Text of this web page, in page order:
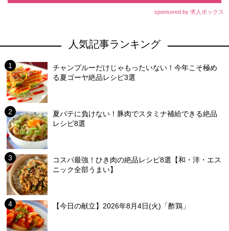
sponsored by 求人ボックス
人気記事ランキング
チャンプルーだけじゃもったいない！今年こそ極め
る夏ゴーヤ絶品レシピ3選
夏バテに負けない！豚肉でスタミナ補給できる絶品
レシピ8選
コスパ最強！ひき肉の絶品レシピ8選【和・洋・エス
ニック全部うまい】
【今日の献立】2026年8月4日(火)「酢鶏」